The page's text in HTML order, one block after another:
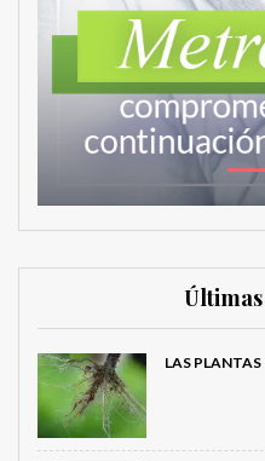
LAS PLANTAS